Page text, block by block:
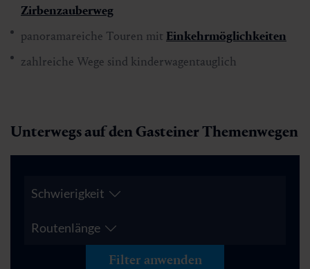
Zirbenzauberweg
panoramareiche Touren mit Einkehrmöglichkeiten
zahlreiche Wege sind kinderwagentauglich
Unterwegs auf den Gasteiner Themenwegen
Schwierigkeit
Routenlänge
Filter anwenden